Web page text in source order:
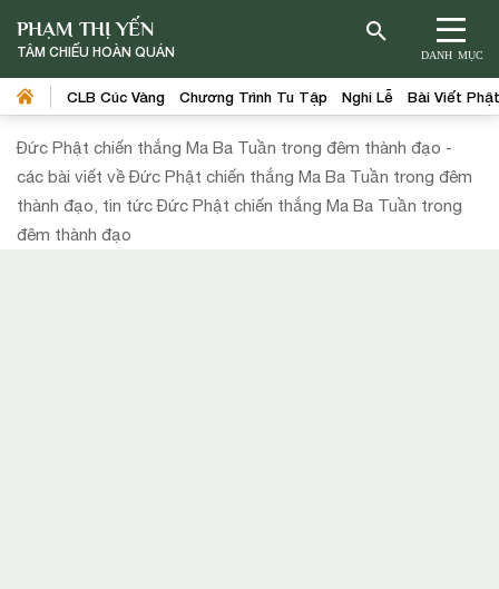
PHẠM THỊ YẾN
TÂM CHIẾU HOÀN QUÁN DANH MỤC
CLB Cúc Vàng Chương Trình Tu Tập Nghi Lễ Bài Viết
Đức Phật chiến thắng Ma Ba Tuần trong đêm thành đạo -
các bài viết về Đức Phật chiến thắng Ma Ba Tuần trong đêm
thành đạo, tin tức Đức Phật chiến thắng Ma Ba Tuần trong
đêm thành đạo